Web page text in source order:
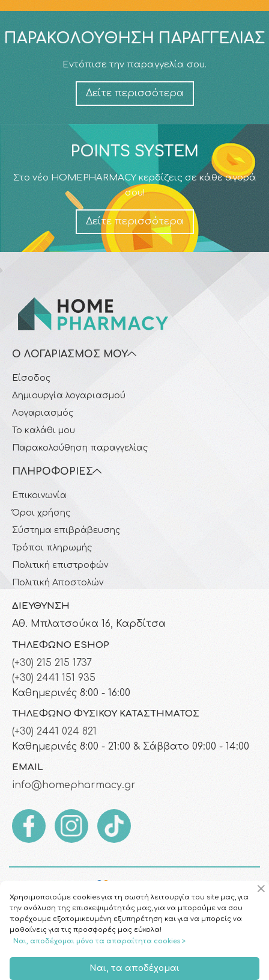
ΠΑΡΑΚΟΛΟΎΘΗΣΗ ΠΑΡΑΓΓΕΛΊΑΣ
Εντόπισε την παραγγελία σου.
Δείτε περισσότερα
POINTS SYSTEM
Στο νέο HOMEPHARMACY κερδίζεις σε κάθε αγορά
σου!
Δείτε περισσότερα
Ο ΛΟΓΑΡΙΑΣΜΌΣ ΜΟΥ
Είσοδος
Δημιουργία λογαριασμού
Λογαριασμός
Το καλάθι μου
Παρακολούθηση παραγγελίας
ΠΛΗΡΟΦΟΡΊΕΣ
Επικοινωνία
Όροι χρήσης
Σύστημα επιβράβευσης
Τρόποι πληρωμής
Πολιτική επιστροφών
Πολιτική Αποστολών
ΔΙΕΎΘΥΝΣΗ
Αθ. Μπλατσούκα 16, Καρδίτσα
ΤΗΛΈΦΩΝΟ ESHOP
(+30) 215 215 1737
(+30) 2441 151 935
Καθημερινές 8:00 - 16:00
ΤΗΛΈΦΩΝΟ ΦΥΣΙΚΟΎ ΚΑΤΑΣΤΉΜΑΤΟΣ
(+30) 2441 024 821
Καθημερινές 8:00 - 21:00 & Σάββατο 09:00 - 14:00
EMAIL
info@homepharmacy.gr
Χρησιμοποιούμε cookies για τη σωστή λειτουργία του site μας, για
την ανάλυση της επισκεψιμότητάς μας, για να μπορούμε να σου
παρέχουμε εξατομικευμένη εξυπηρέτηση και για να μπορείς να
μαθαίνεις για τις προσφορές μας εύκολα!
Ναι, αποδέχομαι μόνο τα απαραίτητα cookies >
Ναι, τα αποδέχομαι